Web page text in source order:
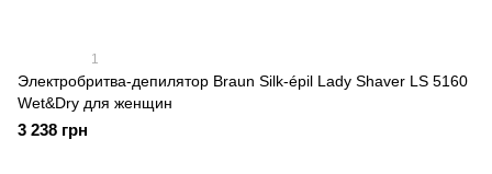
1
Электробритва-депилятор Braun Silk-épil Lady Shaver LS 5160
Wet&Dry для женщин
3 238 грн